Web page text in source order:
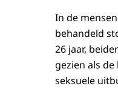
In de
behandeld
26 jaar,
gezien als
seksuele